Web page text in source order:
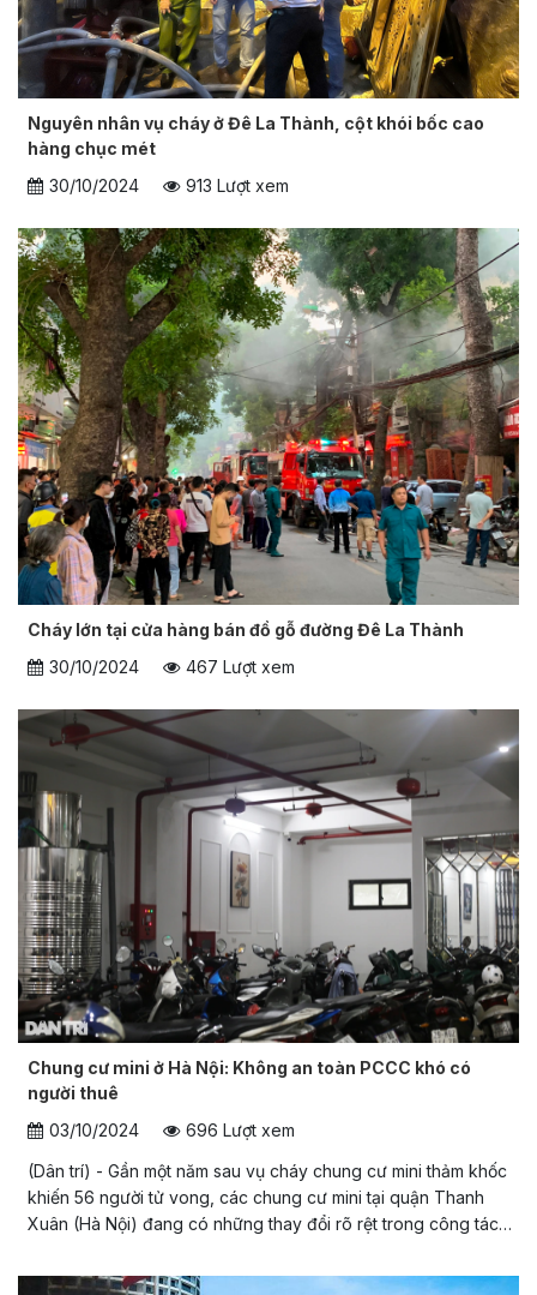
Nguyên nhân vụ cháy ở Đê La Thành, cột khói bốc cao
hàng chục mét
30/10/2024
913 Lượt xem
Cháy lớn tại cửa hàng bán đồ gỗ đường Đê La Thành
30/10/2024
467 Lượt xem
Chung cư mini ở Hà Nội: Không an toàn PCCC khó có
người thuê
03/10/2024
696 Lượt xem
(Dân trí) - Gần một năm sau vụ cháy chung cư mini thảm khốc
khiến 56 người tử vong, các chung cư mini tại quận Thanh
Xuân (Hà Nội) đang có những thay đổi rõ rệt trong công tác